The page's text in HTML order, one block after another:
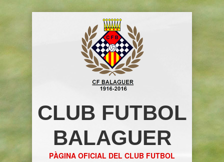
CLUB FUTBOL
BALAGUER
PÀGINA OFICIAL DEL CLUB FUTBOL